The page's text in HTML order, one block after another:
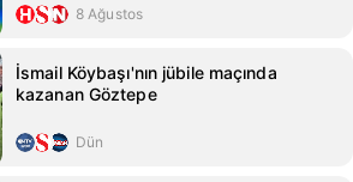
8 Ağustos
İsmail Köybaşı'nın jübile maçında
kazanan Göztepe
Dün